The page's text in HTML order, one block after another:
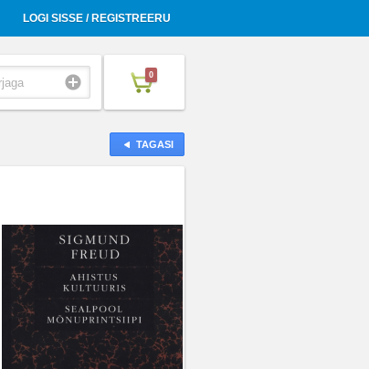
LOGI SISSE / REGISTREERU
0
TAGASI